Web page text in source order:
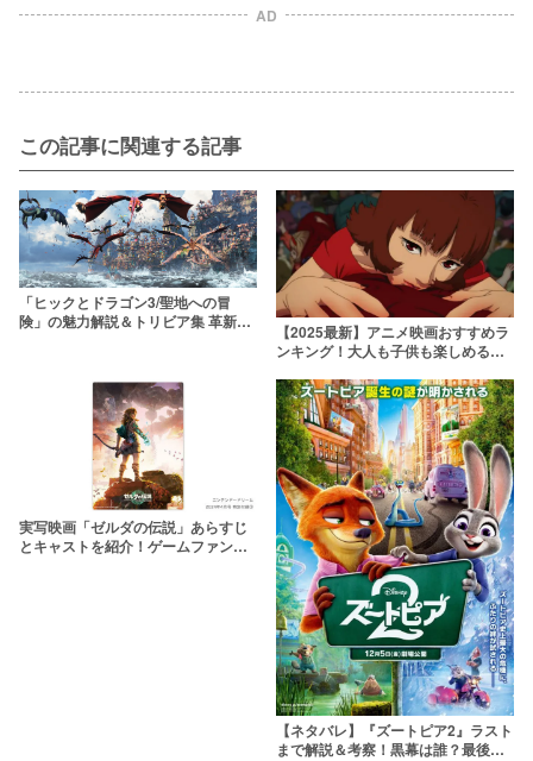
AD
この記事に関連する記事
「ヒックとドラゴン3/聖地への冒
険」の魅力解説＆トリビア集 革新的
【2025最新】アニメ映画おすすめラ
ンキング！大人も子供も楽しめる最
実写映画「ゼルダの伝説」あらすじ
とキャストを紹介！ゲームファンの
【ネタバレ】『ズートピア2』ラスト
まで解説＆考察！黒幕は誰？最後の